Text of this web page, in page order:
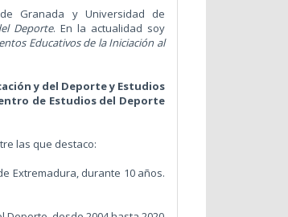
Granada y Universidad de
Deporte. En la actualidad soy
Educativos de la Iniciación al
y del Deporte y Estudios
de Estudios del Deporte
las que destaco:
Extremadura, durante 10 años.